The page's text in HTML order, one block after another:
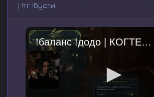
| !тг !бусти
!баланс !додо | КОГТЕВРАНСКОЕ ВИНОДЕЛЬЧЕСКОЕ !озвучка | !тг !бусти